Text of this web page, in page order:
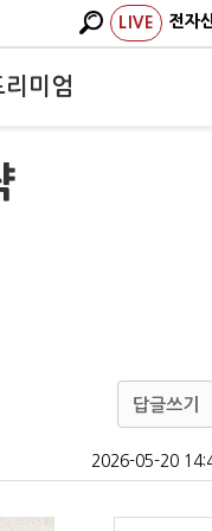
LIVE 전자
리미엄
답글쓰기
2026-05-20